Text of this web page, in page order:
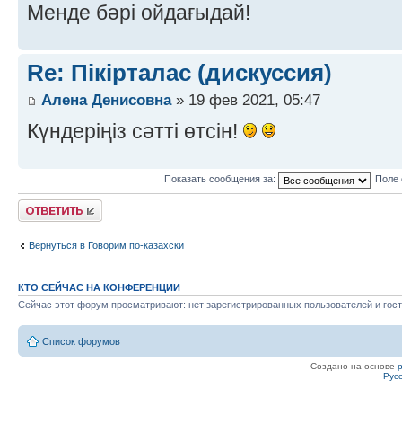
Менде бәрі ойдағыдай!
Re: Пікірталас (дискуссия)
Алена Денисовна» 19 фев 2021, 05:47
Күндеріңіз сәтті өтсін!
Показать сообщения за: Поле
Ответить
Вернуться в Говорим по-казахски
КТО СЕЙЧАС НА КОНФЕРЕНЦИИ
Сейчас этот форум просматривают: нет зарегистрированных пользователей и
Список форумов
Создано на основе